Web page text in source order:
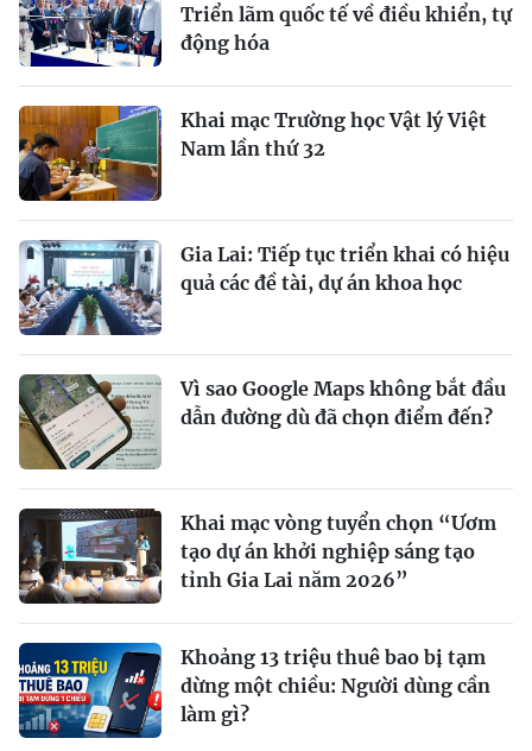
Triển lãm quốc tế về điều khiển, tự
động hóa
Khai mạc Trường học Vật lý Việt
Nam lần thứ 32
Gia Lai: Tiếp tục triển khai có hiệu
quả các đề tài, dự án khoa học
Vì sao Google Maps không bắt đầu
dẫn đường dù đã chọn điểm đến?
Khai mạc vòng tuyển chọn “Ươm
tạo dự án khởi nghiệp sáng tạo
tỉnh Gia Lai năm 2026”
Khoảng 13 triệu thuê bao bị tạm
dừng một chiều: Người dùng cần
làm gì?